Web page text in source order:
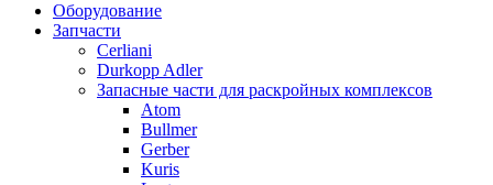
Оборудование
Запчасти
Cerliani
Durkopp Adler
Запасные части для раскройных комплексов
Atom
Bullmer
Gerber
Kuris